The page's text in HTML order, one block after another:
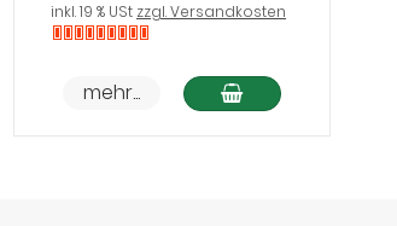
inkl. 19 % USt zzgl. Versandkosten
Lager
mehr... In den Warenkorb